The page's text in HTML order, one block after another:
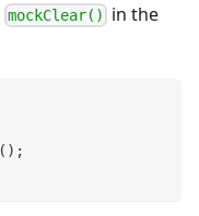
mockClear() in the
( ) ;